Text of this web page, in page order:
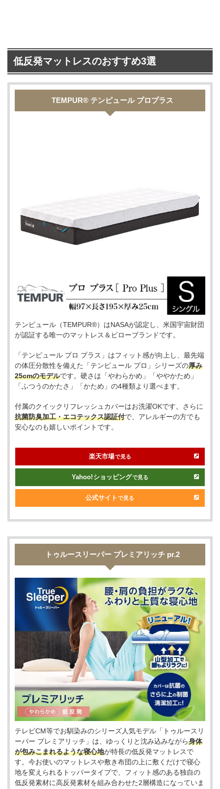
低反発マットレスのおすすめ3選
TEMPUR® テンピュール プロプラス
テンピュール（TEMPUR®）はNASAが認定し、米国宇宙財団
が認証する唯一のマットレス＆ピローブランドです。
「テンピュール プロ プラス」はフィット感が向上し、最先端
の体圧分散性を備えた「テンピュール プロ」シリーズの厚み
25cmのモデルです。硬さは「やわらかめ」「ややかため」
「ふつうのかたさ」「かため」の4種類より選べます。
付属のクイックリフレッシュカバーはお洗濯OKです。さらに
抗菌防臭加工・エコテックス認証付で、アレルギーの方でも
安心なのも嬉しいポイントです。
楽天市場で見る
Yahoo! ショッピングで見る
公式サイト で見る
トゥルースリーパー プレミアリッチ pr.2
テレビCM等でお馴染みのシリーズ人気モデル「トゥルースリ
ーパー プレミアリッチ」は、ゆっくりと沈み込みながら身体
が包みこまれるような寝心地が特長の低反発マットレスで
す。今お使いのマットレスや敷き布団の上に敷くだけで寝心
地を変えられるトッパータイプで、フィット感のある独自の
低反発素材に高反発素材を組み合わせた2層構造になっていま